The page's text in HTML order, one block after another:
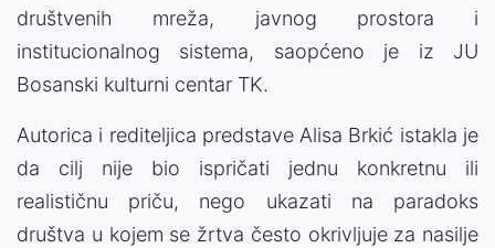
društvenih mreža, javnog prostora i
institucionalnog sistema, saopćeno je iz JU
Bosanski kulturni centar TK.
Autorica i rediteljica predstave Alisa Brkić istakla je
da cilj nije bio ispričati jednu konkretnu ili
realističnu priču, nego ukazati na paradoks
društva u kojem se žrtva često okrivljuje za nasilje